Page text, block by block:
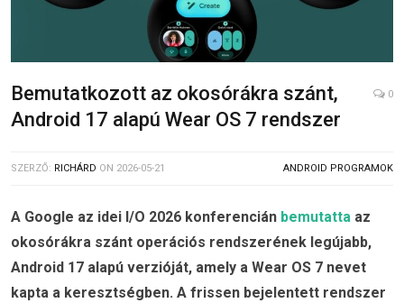
Bemutatkozott az okosórákra szánt,
Android 17 alapú Wear OS 7 rendszer
0
SZERZŐ: RICHÁRD ON 2026-05-21 ANDROID PROGRAMOK
A Google az idei I/O 2026 konferencián bemutatta az
okosórákra szánt operációs rendszerének legújabb,
Android 17 alapú verzióját, amely a Wear OS 7 nevet
kapta a keresztségben. A frissen bejelentett rendszer